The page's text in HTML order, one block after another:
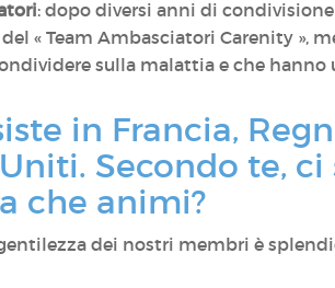
: dopo diversi anni di
« Team Ambasciatori Carenity »,
sulla malattia e che
in Francia,
Secondo te,
che animi?
dei nostri membri è